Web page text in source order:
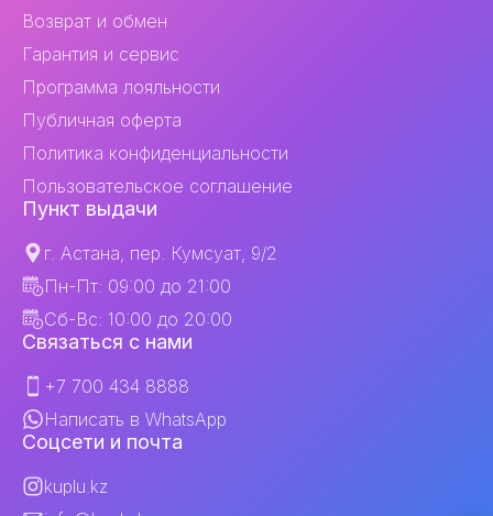
Возврат и обмен
Гарантия и сервис
Программа лояльности
Публичная оферта
Политика конфиденциальности
Пользовательское соглашение
Пункт выдачи
г. Астана, пер. Кумсуат, 9/2
Пн-Пт: 09:00 до 21:00
Сб-Вс: 10:00 до 20:00
Связаться с нами
+7 700 434 8888
Написать в WhatsApp
Соцсети и почта
kuplu.kz